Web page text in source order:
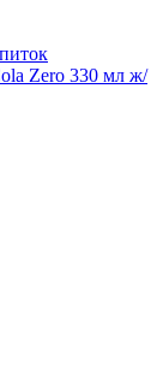
Zero 330 мл ж/